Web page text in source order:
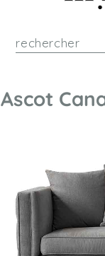
Ascot
images
gallery